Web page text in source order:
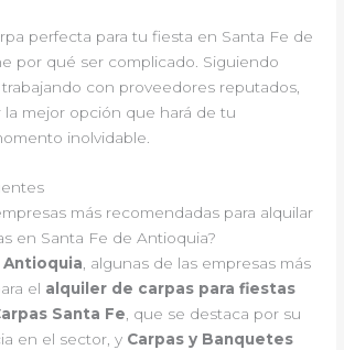
perfecta para tu fiesta en Santa Fe de
por qué ser complicado. Siguiendo
con proveedores reputados,
la mejor opción que hará de tu
inolvidable.
más recomendadas para alquilar
en Santa Fe de Antioquia?
Antioquia , algunas de las empresas más
el alquiler de carpas para fiestas
Santa Fe , que se destaca por su
en el sector, y Carpas y Banquetes